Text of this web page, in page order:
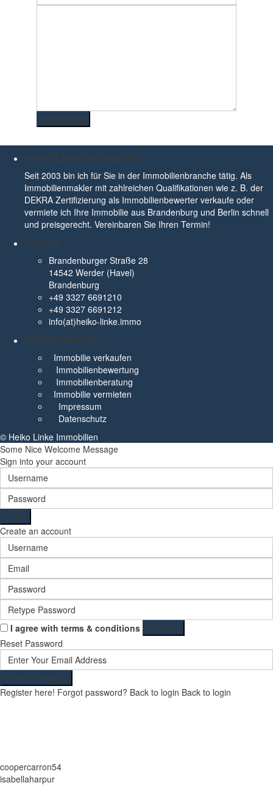
Heiko Linke Immobilien
Seit 2003 bin ich für Sie in der Immobilienbranche tätig. Als
Immobilienmakler mit zahlreichen Qualifikationen wie z. B. der
DEKRA Zertifizierung als Immobilienbewerter verkaufe oder
vermiete ich Ihre Immobilie aus Brandenburg und Berlin schnell
und preisgerecht. Vereinbaren Sie Ihren Termin!
Kontakt
Brandenburger Straße 28
14542 Werder (Havel)
Brandenburg
+49 3327 6691210
+49 3327 6691212
info(at)heiko-linke.immo
Wissenswertes
Immobilie verkaufen
Immobilienbewertung
Immobilienberatung
Immobilie vermieten
Impressum
Datenschutz
© Heiko Linke Immobilien
Some Nice Welcome Message
Sign into your account
Login
Create an account
I agree with terms & conditions
Register
Reset Password
Reset Password
Register here! Forgot password? Back to login Back to login
coopercarron54
isabellaharpur